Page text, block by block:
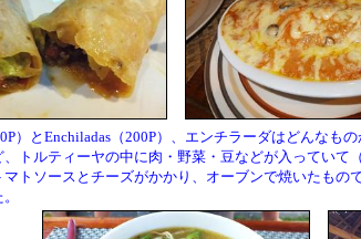
）とEnchiladas（200P）、エンチラーダはどんなも
トルティーヤの中に肉・野菜・豆などが入っていて
マトソースとチーズがかかり、オーブンで焼いたもの